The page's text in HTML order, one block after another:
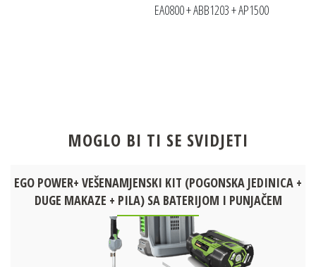
EA0800 + ABB1203 + AP1500
MOGLO BI TI SE SVIDJETI
EGO POWER+ VEŠENAMJENSKI KIT (POGONSKA JEDINICA +
DUGE MAKAZE + PILA) SA BATERIJOM I PUNJAČEM